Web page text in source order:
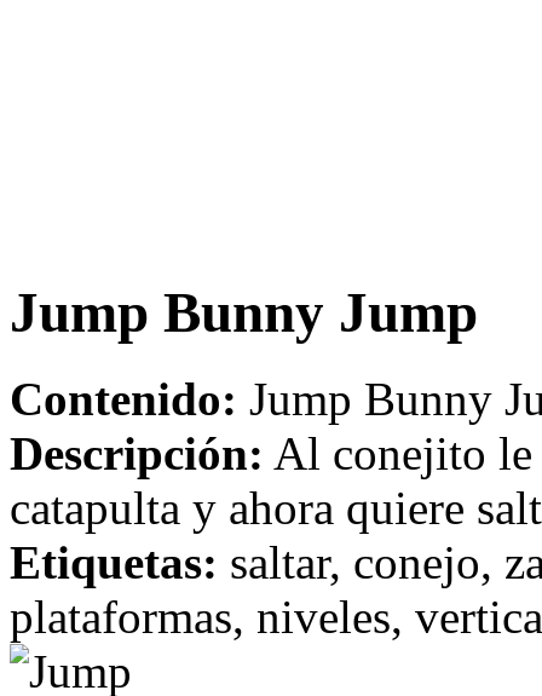
Jump Bunny Jump
Contenido: Jump Bunny
Descripción: Al conejito le
catapulta y ahora quiere
Etiquetas: saltar, conejo,
plataformas, niveles,